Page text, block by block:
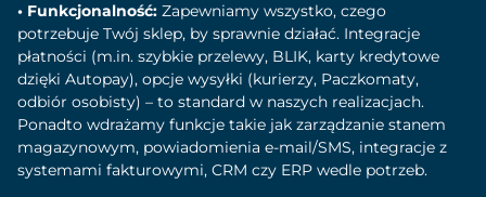
• Funkcjonalność: Zapewniamy wszystko, czego
potrzebuje Twój sklep, by sprawnie działać. Integracje
płatności (m.in. szybkie przelewy, BLIK, karty kredytowe
dzięki Autopay), opcje wysyłki (kurierzy, Paczkomaty,
odbiór osobisty) – to standard w naszych realizacjach.
Ponadto wdrażamy funkcje takie jak zarządzanie stanem
magazynowym, powiadomienia e-mail/SMS, integracje z
systemami fakturowymi, CRM czy ERP wedle potrzeb.